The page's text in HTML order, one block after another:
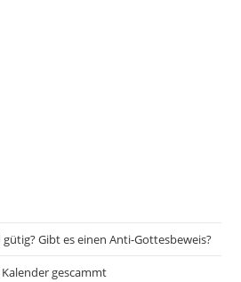
Gibt es einen Anti-Gottesbeweis?
gescammt